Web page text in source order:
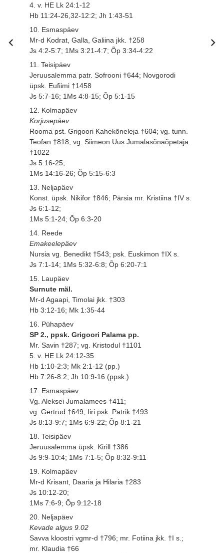
4. v. HE Lk 24:1-12
Hb 11:24-26,32-12:2; Jh 1:43-51
10. Esmaspäev
Mr-d Kodrat, Galla, Galiina jkk. †258
Js 4:2-5:7; 1Ms 3:21-4:7; Õp 3:34-4:22
11. Teisipäev
Jeruusalemma patr. Sofrooni †644; Novgorodi
üpsk. Eufiimi †1458
Js 5:7-16; 1Ms 4:8-15; Õp 5:1-15
12. Kolmapäev
Korjusepäev
Rooma pst. Grigoori Kahekõneleja †604; vg. tunn.
Teofan †818; vg. Siimeon Uus Jumalasõnaõpetaja
†1022
Js 5:16-25;
1Ms 14:16-26; Õp 5:15-6:3
13. Neljapäev
Konst. üpsk. Nikifor †846; Pärsia mr. Kristiina †IV s.
Js 6:1-12;
1Ms 5:1-24; Õp 6:3-20
14. Reede
Emakeelepäev
Nursia vg. Benedikt †543; psk. Euskimon †IX s.
Js 7:1-14; 1Ms 5:32-6:8; Õp 6:20-7:1
15. Laupäev
Surnute mäl.
Mr-d Agaapi, Timolai jkk. †303
Hb 3:12-16; Mk 1:35-44
16. Pühapäev
SP 2., ppsk. Grigoori Palama pp.
Mr. Savin †287; vg. Kristodul †1101
5. v. HE Lk 24:12-35
Hb 1:10-2:3; Mk 2:1-12 (pp.)
Hb 7:26-8:2; Jh 10:9-16 (ppsk.)
17. Esmaspäev
Vg. Aleksei Jumalamees †411;
vg. Gertrud †649; Iiri psk. Patrik †493
Js 8:13-9:7; 1Ms 6:9-22; Õp 8:1-21
18. Teisipäev
Jeruusalemma üpsk. Kirill †386
Js 9:9-10:4; 1Ms 7:1-5; Õp 8:32-9:11
19. Kolmapäev
Mr-d Krisant, Daaria ja Hilaria †283
Js 10:12-20;
1Ms 7:6-9; Õp 9:12-18
20. Neljapäev
Kevade algus 9.02
Savva kloostri vgmr-d †796; mr. Fotiina jkk. †I s.;
mr. Klaudia †66